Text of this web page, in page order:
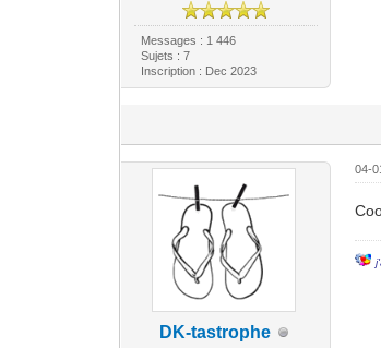
Messages : 1 446
Sujets : 7
Inscription : Dec 2023
DK-tastrophe
04-